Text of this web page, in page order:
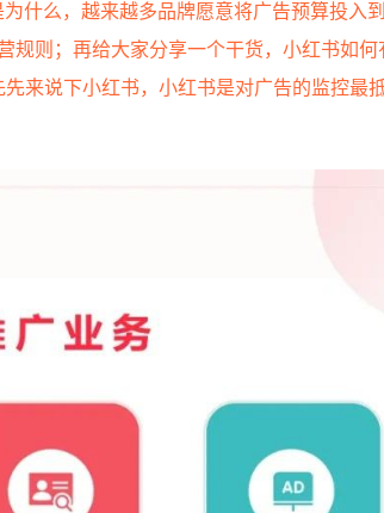
什么，越来越多品牌愿意将广告预算投入
规则；再给大家分享一个干货，小红书如何
来说下小红书，小红书是对广告的监控最抵